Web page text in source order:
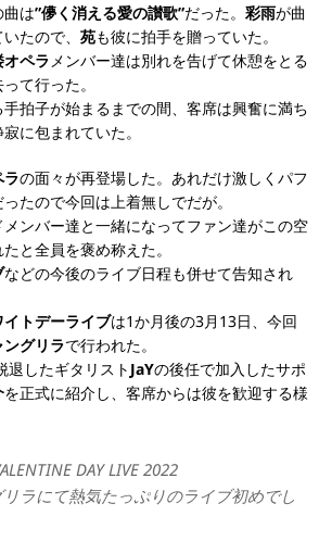
は”儚く消える愛の讃歌”だった。 彩雨が曲
たので、 苑も彼に拍手を贈っていた。
オペラ メンバー達は別れを告げて休憩をとる
て行った。
拍子が始まるまでの間、客席は興奮に満ち
に包まれていた。
ラの面々が再登場した。あれだけ激しくパフ
たので今回は上着無しでだが。
ンバー達と一緒になってファン達がこの空
と全員を褒め称えた。
などの今後のライブ日程も併せて告知され
イトデーライブは1か月後の3月13日、今回
グリラで行われた。
退したギタリスト JaYの後任で加入したサポ
を正式に紹介し、客席からは彼を歓迎する様
DAY LIVE 2022
ラにて熱気たっぷりのライブ初めでし